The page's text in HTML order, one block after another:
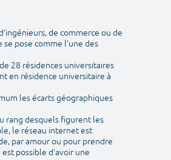
de commerce ou de
pose comme l'une des
28 résidences universitaires
en résidence universitaire à
les écarts géographiques
rang desquels figurent les
le réseau internet est
par amour ou pour prendre
possible d'avoir une